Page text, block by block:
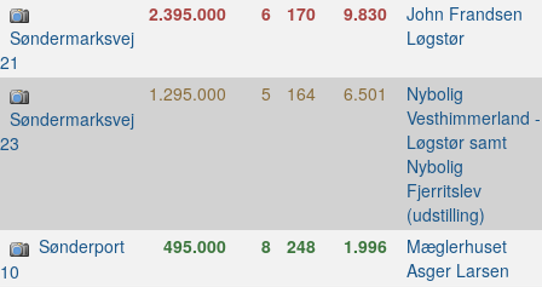
Søndermarksvej
21
2.395.000 6 170 9.830 John Frandsen
Løgstør
Søndermarksvej
23
1.295.000 5 164 6.501 Nybolig
Vesthimmerland -
Løgstør samt
Nybolig
Fjerritslev
(udstilling)
Sønderport
10
495.000 8 248 1.996 Mæglerhuset
Asger Larsen